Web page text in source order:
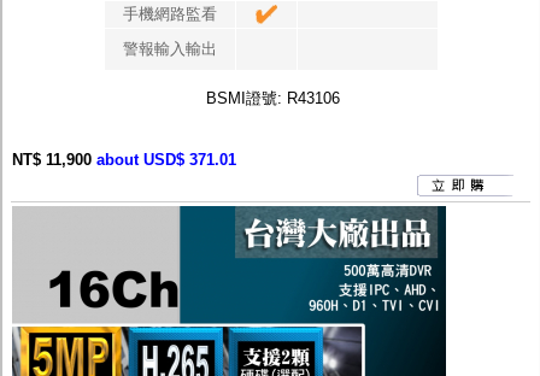
手機網路監看
警報輸入輸出
BSMI證號: R43106
NT$ 11,900 about USD$ 371.01